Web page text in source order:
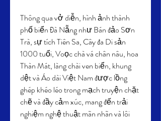
Thông qua vở diễn, hình ảnh thành
phố biển Đà Nẵng như Bán đảo Sơn
Trà, sự tích Tiên Sa, Cây đa Di sản
1000 tuổi, Voọc chà vá chân nâu, hoa
Thàn Mát, làng chài ven biển, khung
dệt và Áo dài Việt Nam được lồng
ghép khéo léo trong mạch truyện chặt
chẽ và đầy cảm xúc, mang đến trải
nghiệm nghệ thuật mãn nhãn và lôi